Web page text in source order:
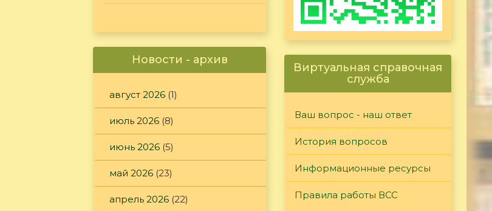
Новости - архив
август 2026 (1)
июль 2026 (8)
июнь 2026 (5)
май 2026 (23)
апрель 2026 (22)
Виртуальная справочная
служба
Ваш вопрос - наш ответ
История вопросов
Информационные ресурсы
Правила работы ВСС